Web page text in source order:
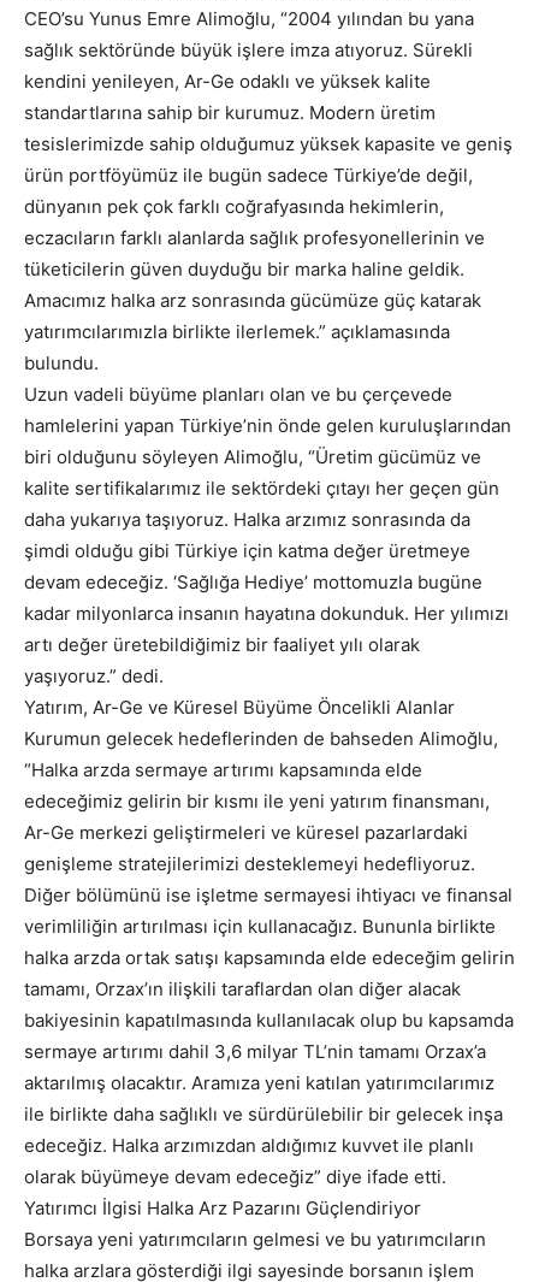
CEO’su Yunus Emre Alimoğlu, “2004 yılından bu yana
sağlık sektöründe büyük işlere imza atıyoruz. Sürekli
kendini yenileyen, Ar-Ge odaklı ve yüksek kalite
standartlarına sahip bir kurumuz. Modern üretim
tesislerimizde sahip olduğumuz yüksek kapasite ve geniş
ürün portföyümüz ile bugün sadece Türkiye’de değil,
dünyanın pek çok farklı coğrafyasında hekimlerin,
eczacıların farklı alanlarda sağlık profesyonellerinin ve
tüketicilerin güven duyduğu bir marka haline geldik.
Amacımız halka arz sonrasında gücümüze güç katarak
yatırımcılarımızla birlikte ilerlemek.” açıklamasında
bulundu.
Uzun vadeli büyüme planları olan ve bu çerçevede
hamlelerini yapan Türkiye’nin önde gelen kuruluşlarından
biri olduğunu söyleyen Alimoğlu, “Üretim gücümüz ve
kalite sertifikalarımız ile sektördeki çıtayı her geçen gün
daha yukarıya taşıyoruz. Halka arzımız sonrasında da
şimdi olduğu gibi Türkiye için katma değer üretmeye
devam edeceğiz. ‘Sağlığa Hediye’ mottomuzla bugüne
kadar milyonlarca insanın hayatına dokunduk. Her yılımızı
artı değer üretebildiğimiz bir faaliyet yılı olarak
yaşıyoruz.” dedi.
Yatırım, Ar-Ge ve Küresel Büyüme Öncelikli Alanlar
Kurumun gelecek hedeflerinden de bahseden Alimoğlu,
“Halka arzda sermaye artırımı kapsamında elde
edeceğimiz gelirin bir kısmı ile yeni yatırım finansmanı,
Ar-Ge merkezi geliştirmeleri ve küresel pazarlardaki
genişleme stratejilerimizi desteklemeyi hedefliyoruz.
Diğer bölümünü ise işletme sermayesi ihtiyacı ve finansal
verimliliğin artırılması için kullanacağız. Bununla birlikte
halka arzda ortak satışı kapsamında elde edeceğim gelirin
tamamı, Orzax’ın ilişkili taraflardan olan diğer alacak
bakiyesinin kapatılmasında kullanılacak olup bu kapsamda
sermaye artırımı dahil 3,6 milyar TL’nin tamamı Orzax’a
aktarılmış olacaktır. Aramıza yeni katılan yatırımcılarımız
ile birlikte daha sağlıklı ve sürdürülebilir bir gelecek inşa
edeceğiz. Halka arzımızdan aldığımız kuvvet ile planlı
olarak büyümeye devam edeceğiz” diye ifade etti.
Yatırımcı İlgisi Halka Arz Pazarını Güçlendiriyor
Borsaya yeni yatırımcıların gelmesi ve bu yatırımcıların
halka arzlara gösterdiği ilgi sayesinde borsanın işlem